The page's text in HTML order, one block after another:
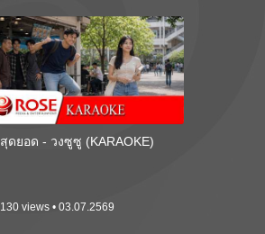
สุดยอด - วงซูซู (KARAOKE)
130 views • 03.07.2569